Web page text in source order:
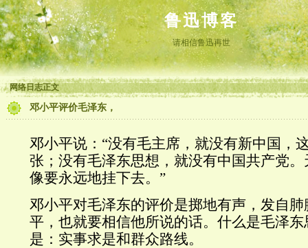
鲁迅博客
请相信鲁迅再世
网络日志正文
邓小平评价毛泽东，
邓小平说：“没有毛主席，就没有新中国，
张；没有毛泽东思想，就没有中国共产党
像要永远地挂下去。”
邓小平对毛泽东的评价是掷地有声，发自
平，也就要相信他所说的话。什么是毛泽
是：实事求是和群众路线。